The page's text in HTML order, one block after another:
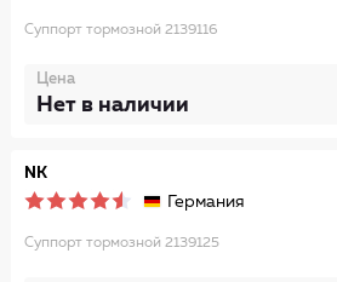
Суппорт тормозной 2139116
Цена
Нет в наличии
NK
Германия
Суппорт тормозной 2139125